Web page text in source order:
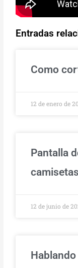
Entradas
Como
12 de enero de
Pantalla
camisetas
12 de junio de